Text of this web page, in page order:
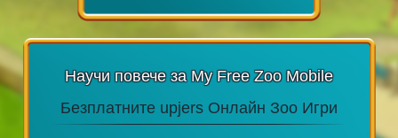
Научи повече за My Free Zoo Mobile
Безплатните upjers Онлайн Зоо Игри